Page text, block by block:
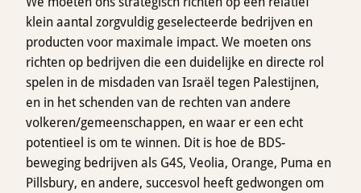
klein aantal zorgvuldig geselecteerde bedrijven en
producten voor maximale impact. We moeten ons
richten op bedrijven die een duidelijke en directe rol
spelen in de misdaden van Israël tegen Palestijnen,
en in het schenden van de rechten van andere
volkeren/gemeenschappen, en waar er een echt
potentieel is om te winnen. Dit is hoe de BDS-
beweging bedrijven als G4S, Veolia, Orange, Puma en
Pillsbury, en andere, succesvol heeft gedwongen om